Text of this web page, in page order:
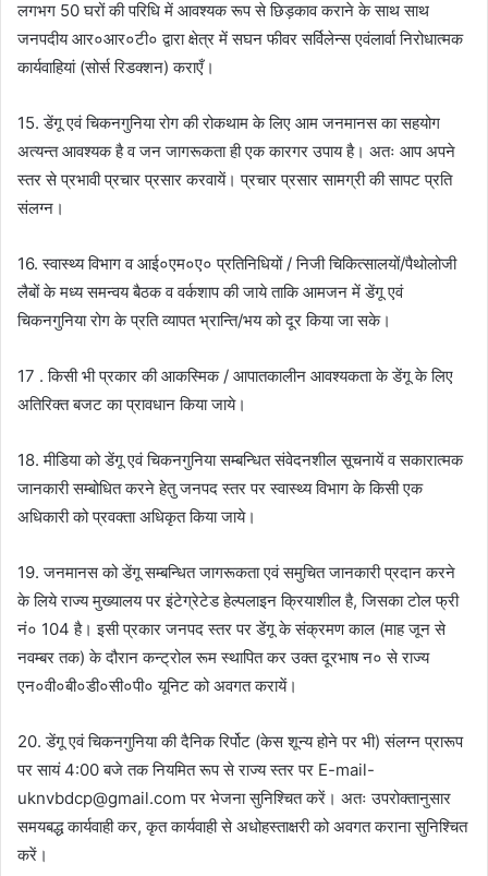
लगभग 50 घरों की परिधि में आवश्यक रूप से छिड़काव कराने के साथ साथ
जनपदीय आर०आर०टी० द्वारा क्षेत्र में सघन फीवर सर्विलेन्स एवंलार्वा निरोधात्मक
कार्यवाहियां (सोर्स रिडक्शन) कराएँ।
15. डेंगू एवं चिकनगुनिया रोग की रोकथाम के लिए आम जनमानस का सहयोग
अत्यन्त आवश्यक है व जन जागरूकता ही एक कारगर उपाय है। अतः आप अपने
स्तर से प्रभावी प्रचार प्रसार करवायें। प्रचार प्रसार सामग्री की सापट प्रति
संलग्न।
16. स्वास्थ्य विभाग व आई०एम०ए० प्रतिनिधियों / निजी चिकित्सालयों/पैथोलोजी
लैबों के मध्य समन्वय बैठक व वर्कशाप की जाये ताकि आमजन में डेंगू एवं
चिकनगुनिया रोग के प्रति व्यापत भ्रान्ति/भय को दूर किया जा सके।
17 . किसी भी प्रकार की आकस्मिक / आपातकालीन आवश्यकता के डेंगू के लिए
अतिरिक्त बजट का प्रावधान किया जाये।
18. मीडिया को डेंगू एवं चिकनगुनिया सम्बन्धित संवेदनशील सूचनायें व सकारात्मक
जानकारी सम्बोधित करने हेतु जनपद स्तर पर स्वास्थ्य विभाग के किसी एक
अधिकारी को प्रवक्ता अधिकृत किया जाये।
19. जनमानस को डेंगू सम्बन्धित जागरूकता एवं समुचित जानकारी प्रदान करने
के लिये राज्य मुख्यालय पर इंटेग्रेटेड हेल्पलाइन क्रियाशील है, जिसका टोल फ्री
नं० 104 है। इसी प्रकार जनपद स्तर पर डेंगू के संक्रमण काल (माह जून से
नवम्बर तक) के दौरान कन्ट्रोल रूम स्थापित कर उक्त दूरभाष न० से राज्य
एन०वी०बी०डी०सी०पी० यूनिट को अवगत करायें।
20. डेंगू एवं चिकनगुनिया की दैनिक रिर्पोट (केस शून्य होने पर भी) संलग्न प्रारूप
पर सायं 4:00 बजे तक नियमित रूप से राज्य स्तर पर E-mail-
uknvbdcp@gmail.com पर भेजना सुनिश्चित करें। अतः उपरोक्तानुसार
समयबद्ध कार्यवाही कर, कृत कार्यवाही से अधोहस्ताक्षरी को अवगत कराना सुनिश्चित
करें।